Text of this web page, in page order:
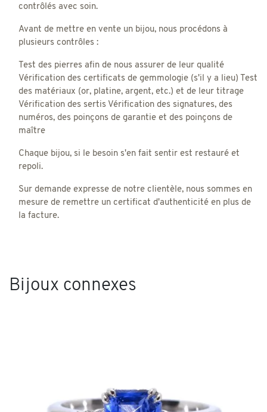
contrôlés avec soin.
Avant de mettre en vente un bijou, nous procédons à
plusieurs contrôles :
Test des pierres afin de nous assurer de leur qualité
Vérification des certificats de gemmologie (s'il y a lieu) Test
des matériaux (or, platine, argent, etc.) et de leur titrage
Vérification des sertis Vérification des signatures, des
numéros, des poinçons de garantie et des poinçons de
maître
Chaque bijou, si le besoin s'en fait sentir est restauré et
repoli.
Sur demande expresse de notre clientèle, nous sommes en
mesure de remettre un certificat d'authenticité en plus de
la facture.
Bijoux connexes